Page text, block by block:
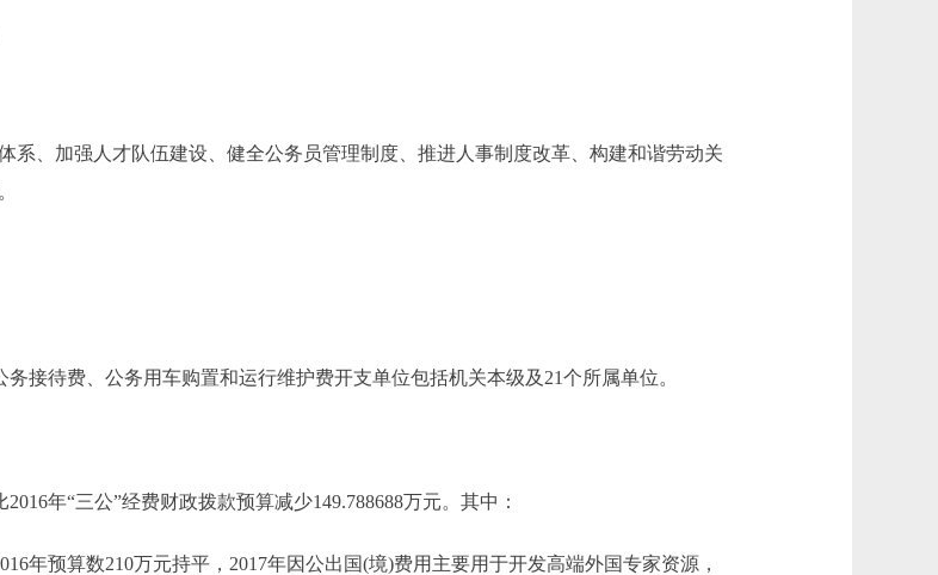
、加强人才队伍建设、健全公务员管理制度、推进人事制度改革、构建和谐劳动关
待费、公务用车购置和运行维护费开支单位包括机关本级及21个所属单位。
年“三公”经费财政拨款预算减少149.788688万元。其中：
预算数210万元持平，2017年因公出国(境)费用主要用于开发高端外国专家资源，